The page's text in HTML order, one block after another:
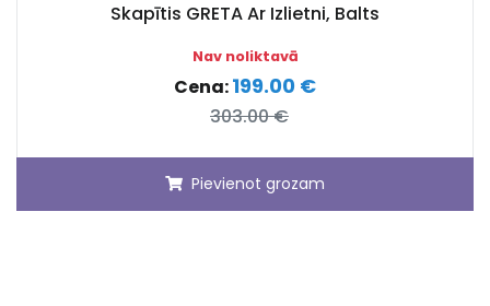
Skapītis GRETA Ar Izlietni, Balts
Nav noliktavā
Cena:199.00 €
303.00 €
Pievienot grozam